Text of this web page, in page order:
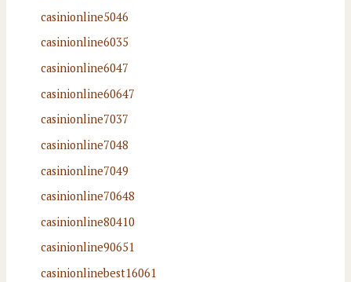
casinionline5046
casinionline6035
casinionline6047
casinionline60647
casinionline7037
casinionline7048
casinionline7049
casinionline70648
casinionline80410
casinionline90651
casinionlinebest16061